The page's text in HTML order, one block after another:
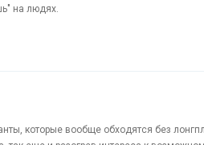
на людях.
которые вообще обходятся без